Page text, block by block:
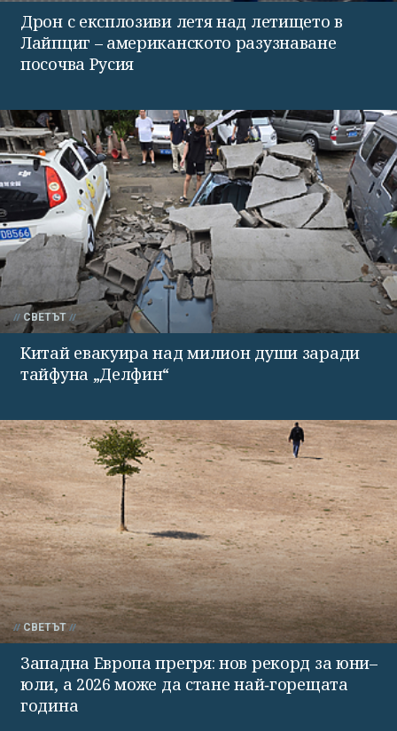
Дрон с експлозиви летя над летището в
Лайпциг – американското разузнаване
посочва Русия
СВЕТЪТ
Китай евакуира над милион души заради
тайфуна „Делфин“
СВЕТЪТ
Западна Европа прегря: нов рекорд за юни–
юли, а 2026 може да стане най‑горещата
година